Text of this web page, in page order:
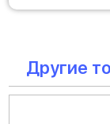
Другие